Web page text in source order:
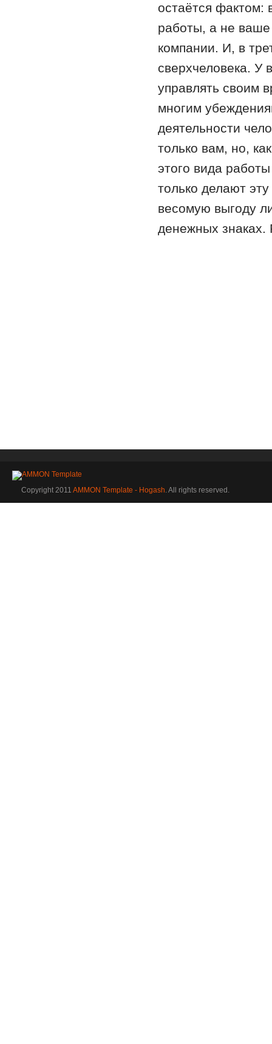
остаётся фактом:
работы, а не ваше
компании. И, в
сверхчеловека. У
управлять своим
многим
деятельности
только вам, но,
этого вида
только делают
весомую выгоду
денежных знаках.
Copyright 2011 AMMON Template - Hogash. All rights reserved.